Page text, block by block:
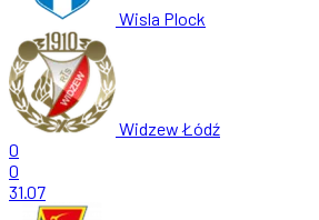
Wisla Plock
Widzew Łódź
0
0
31.07